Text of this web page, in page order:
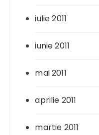
iulie 2011
iunie 2011
mai 2011
aprilie 2011
martie 2011